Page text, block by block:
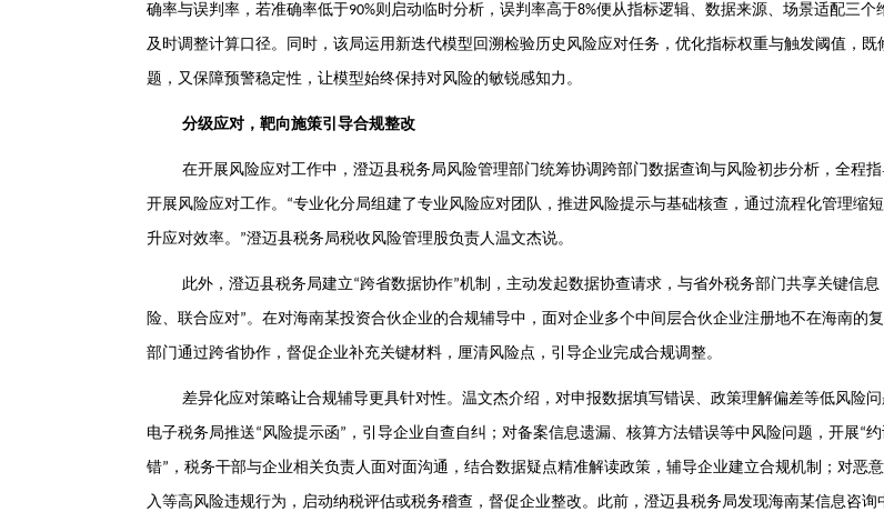
确率与误判率，若准确率低于90%则启动临时分析，误判率高于8%便从指标逻辑、数据来源、场景适配三个
及时调整计算口径。同时，该局运用新迭代模型回溯检验历史风险应对任务，优化指标权重与触发阈值，既
题，又保障预警稳定性，让模型始终保持对风险的敏锐感知力。
分级应对，靶向施策引导合规整改
在开展风险应对工作中，澄迈县税务局风险管理部门统筹协调跨部门数据查询与风险初步分析，全程
开展风险应对工作。 “专业化分局组建了专业风险应对团队，推进风险提示与基础核查，通过流程化管理缩
升应对效率。 ”澄迈县税务局税收风险管理股负责人温文杰说。
此外，澄迈县税务局建立“跨省数据协作”机制，主动发起数据协查请求，与省外税务部门共享关键信息
险、联合应对”。在对海南某投资合伙企业的合规辅导中，面对企业多个中间层合伙企业注册地不在海南的
部门通过跨省协作，督促企业补充关键材料，厘清风险点，引导企业完成合规调整。
差异化应对策略让合规辅导更具针对性。温文杰介绍，对申报数据填写错误、政策理解偏差等低风险
电子税务局推送“风险提示函” ，引导企业自查自纠；对备案信息遗漏、核算方法错误等中风险问题，开展“
错” ，税务干部与企业相关负责人面对面沟通，结合数据疑点精准解读政策，辅导企业建立合规机制；对恶
入等高风险违规行为，启动纳税评估或税务稽查，督促企业整改。此前，澄迈县税务局发现海南某信息咨询